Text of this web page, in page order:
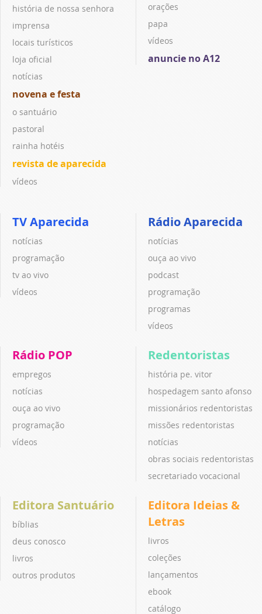
história de nossa senhora
imprensa
locais turísticos
loja oficial
notícias
novena e festa
o santuário
pastoral
rainha hotéis
revista de aparecida
vídeos
orações
papa
vídeos
anuncie no A12
TV Aparecida
notícias
programação
tv ao vivo
vídeos
Rádio Aparecida
notícias
ouça ao vivo
podcast
programação
programas
vídeos
Rádio POP
empregos
notícias
ouça ao vivo
programação
vídeos
Redentoristas
história pe. vitor
hospedagem santo afonso
missionários redentoristas
missões redentoristas
notícias
obras sociais redentoristas
secretariado vocacional
Editora Santuário
bíblias
deus conosco
livros
outros produtos
Editora Ideias &
Letras
livros
coleções
lançamentos
ebook
catálogo